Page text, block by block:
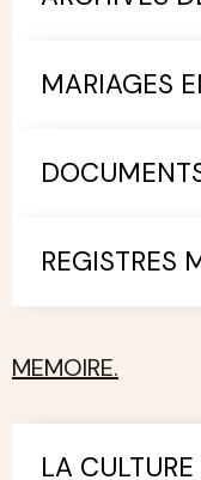
MARIAGES
REGISTRES
MEMOIRE.
LA